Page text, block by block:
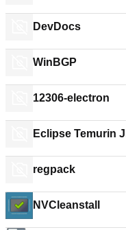
DevDocs
WinBGP
12306-electron
Eclipse Temurin
regpack
NVCleanstall